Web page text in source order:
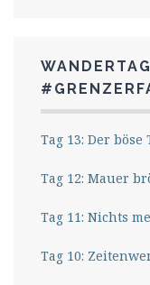
Tag 13: Der
Tag 12: Mauer
Tag 11: Nichts
Tag 10: